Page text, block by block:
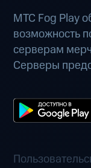
МТС Fog Play
возможность
серверам
Серверы